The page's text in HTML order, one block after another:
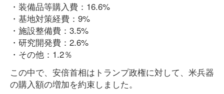
・装備品等購入費：16.6%
・基地対策経費：9%
・施設整備費：3.5%
・研究開発費：2.6%
・その他：1.2％
この中で、安倍首相はトランプ政権に対して、米兵器
の購入額の増加を約束しました。